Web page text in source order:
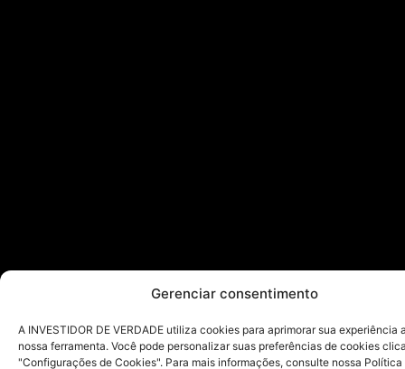
Gerenciar consentimento
A INVESTIDOR DE VERDADE utiliza cookies para aprimorar sua experiência
nossa ferramenta. Você pode personalizar suas preferências de cookies
"Configurações de Cookies". Para mais informações, consulte nossa Política